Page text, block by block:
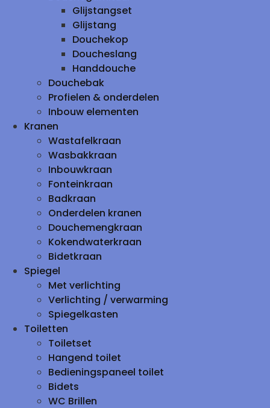
Glijstangset
Glijstang
Douchekop
Doucheslang
Handdouche
Douchebak
Profielen & onderdelen
Inbouw elementen
Kranen
Wastafelkraan
Wasbakkraan
Inbouwkraan
Fonteinkraan
Badkraan
Onderdelen kranen
Douchemengkraan
Kokendwaterkraan
Bidetkraan
Spiegel
Met verlichting
Verlichting / verwarming
Spiegelkasten
Toiletten
Toiletset
Hangend toilet
Bedieningspaneel toilet
Bidets
WC Brillen